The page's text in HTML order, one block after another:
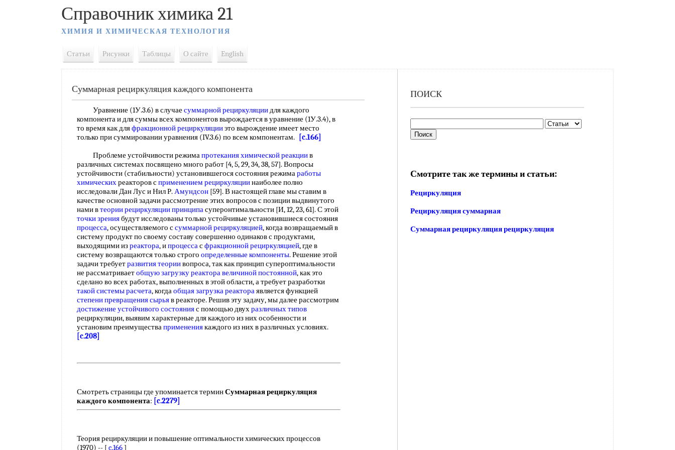
Справочник химика 21
ХИМИЯ И ХИМИЧЕСКАЯ ТЕХНОЛОГИЯ
Статьи Рисунки Таблицы О сайте English
Суммарная рециркуляция каждого компонента
Уравнение (1У.3.6) в случае суммарной рециркуляциидля каждого
компонента и для суммы всех компонентов вырождается в уравнение (1У.3.4), в
то время как дляфракционной рециркуляцииэто вырождение имеет место
только при суммировании уравнения (IV.3.6) по всем компонентам.
[c.166]
Проблеме устойчивости режимапротекания химической реакциив
различных системах посвящено много работ [4, 5, 29, 34, 38, 57]. Вопросы
устойчивости (стабильности) установившегося состояния режимаработы
химическихреакторов сприменением рециркуляциинаиболее полно
исследовали Дан Лус и Нил Р.Амундсон [59]. В настоящей главе мы ставим в
качестве основной задачи рассмотрение этих вопросов с позиции выдвинутого
нами втеории рециркуляции принципасуперонтимальности [И, 12, 23, 61]. С этой
точки зрениябудут исследованы только устойчивые установившиеся состояния
процесса, осуществляемого ссуммарной рециркуляцией, когда возвращаемый в
систему продукт по своему составу совершенно одинаков с продуктами,
выходящими изреактора, ипроцессасфракционной рециркуляцией, где в
систему возвращаются только строго определенные компоненты. Решение этой
задачи требуетразвития теориивопроса, так как принцип супероптимальности
не рассматриваетобщую загрузку реакторавеличинойпостоянной, как это
сделано во всех работах, выполненных в этой области, а требует разработки
такой системырасчета, когдаобщая загрузка реактораявляется функцией
степени превращения сырьяв реакторе. Решив эту задачу, мы далее рассмотрим
достижение устойчивого состоянияс помощью двухразличных типов
рециркуляции, выявим характерные для каждого из них особенности и
установим преимуществаприменениякаждого из них в различных условиях.
[c.208]
Смотреть страницы где упоминается терминСуммарная рециркуляция
каждого компонента: [c.2279]
Теория рециркуляции и повышение оптимальности химических процессов
(1970) -- [c.166 ]
ПОИСК
Смотрите так же термины и статьи:
Рециркуляция
Рециркуляция суммарная
Суммарная рециркуляция рециркуляция